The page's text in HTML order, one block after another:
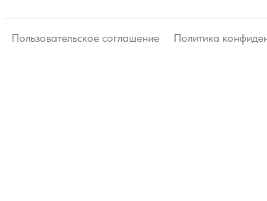
Пользовательское соглашение Политика